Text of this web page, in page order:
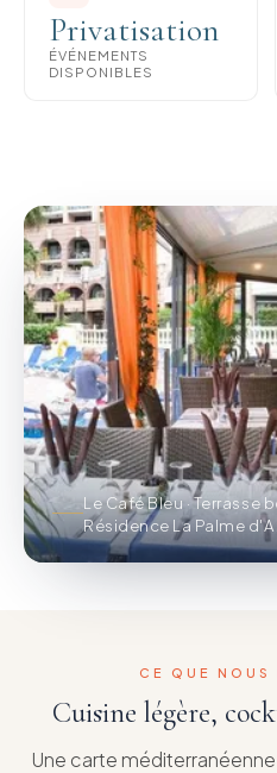
Privatisation
ÉVÉNEMENTS
DISPONIBLES
Le Café Bleu · Terrasse
Résidence La Palme
CE QUE NOUS
Cuisine légère,
Une carte